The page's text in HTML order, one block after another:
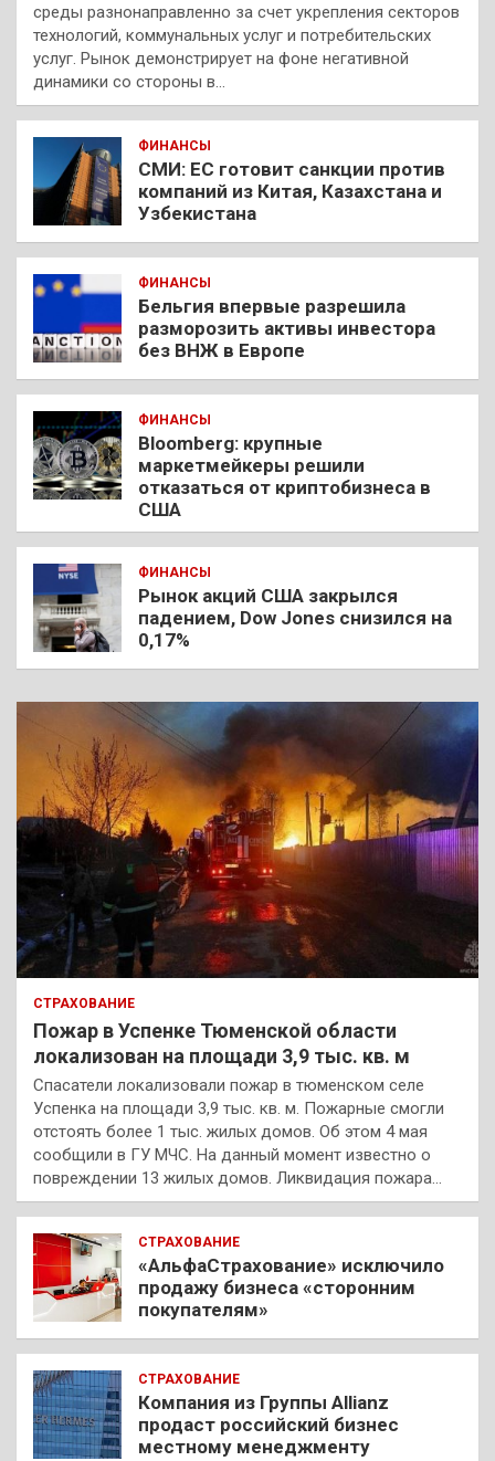
среды разнонаправленно за счет укрепления секторов
технологий, коммунальных услуг и потребительских
услуг. Рынок демонстрирует на фоне негативной
динамики со стороны в…
ФИНАНСЫ
СМИ: ЕС готовит санкции против
компаний из Китая, Казахстана и
Узбекистана
ФИНАНСЫ
Бельгия впервые разрешила
разморозить активы инвестора
без ВНЖ в Европе
ФИНАНСЫ
Bloomberg: крупные
маркетмейкеры решили
отказаться от криптобизнеса в
США
ФИНАНСЫ
Рынок акций США закрылся
падением, Dow Jones снизился на
0,17%
СТРАХОВАНИЕ
Пожар в Успенке Тюменской области
локализован на площади 3,9 тыс. кв. м
Спасатели локализовали пожар в тюменском селе
Успенка на площади 3,9 тыс. кв. м. Пожарные смогли
отстоять более 1 тыс. жилых домов. Об этом 4 мая
сообщили в ГУ МЧС. На данный момент известно о
повреждении 13 жилых домов. Ликвидация пожара…
СТРАХОВАНИЕ
«АльфаСтрахование» исключило
продажу бизнеса «сторонним
покупателям»
СТРАХОВАНИЕ
Компания из Группы Allianz
продаст российский бизнес
местному менеджменту